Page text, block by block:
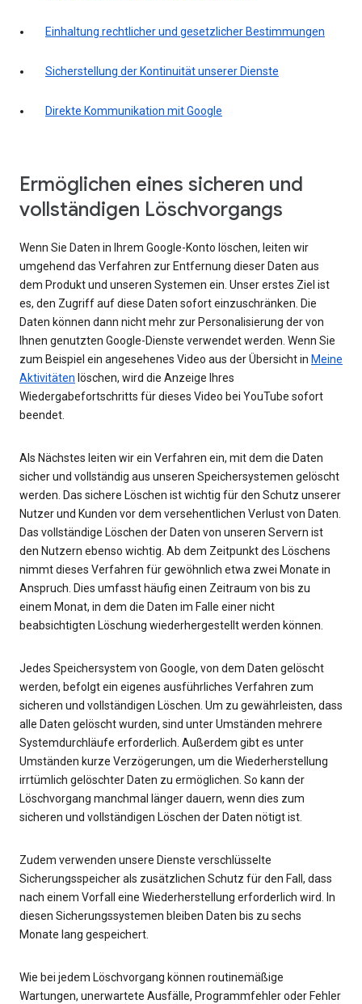
Einhaltung rechtlicher und gesetzlicher Bestimmungen
Sicherstellung der Kontinuität unserer Dienste
Direkte Kommunikation mit Google
Ermöglichen eines sicheren und
vollständigen Löschvorgangs
Wenn Sie Daten in Ihrem Google-Konto löschen, leiten wir
umgehend das Verfahren zur Entfernung dieser Daten aus
dem Produkt und unseren Systemen ein. Unser erstes Ziel ist
es, den Zugriff auf diese Daten sofort einzuschränken. Die
Daten können dann nicht mehr zur Personalisierung der von
Ihnen genutzten Google-Dienste verwendet werden. Wenn Sie
zum Beispiel ein angesehenes Video aus der Übersicht in Meine
Aktivitäten löschen, wird die Anzeige Ihres
Wiedergabefortschritts für dieses Video bei YouTube sofort
beendet.
Als Nächstes leiten wir ein Verfahren ein, mit dem die Daten
sicher und vollständig aus unseren Speichersystemen gelöscht
werden. Das sichere Löschen ist wichtig für den Schutz unserer
Nutzer und Kunden vor dem versehentlichen Verlust von Daten.
Das vollständige Löschen der Daten von unseren Servern ist
den Nutzern ebenso wichtig. Ab dem Zeitpunkt des Löschens
nimmt dieses Verfahren für gewöhnlich etwa zwei Monate in
Anspruch. Dies umfasst häufig einen Zeitraum von bis zu
einem Monat, in dem die Daten im Falle einer nicht
beabsichtigten Löschung wiederhergestellt werden können.
Jedes Speichersystem von Google, von dem Daten gelöscht
werden, befolgt ein eigenes ausführliches Verfahren zum
sicheren und vollständigen Löschen. Um zu gewährleisten, dass
alle Daten gelöscht wurden, sind unter Umständen mehrere
Systemdurchläufe erforderlich. Außerdem gibt es unter
Umständen kurze Verzögerungen, um die Wiederherstellung
irrtümlich gelöschter Daten zu ermöglichen. So kann der
Löschvorgang manchmal länger dauern, wenn dies zum
sicheren und vollständigen Löschen der Daten nötigt ist.
Zudem verwenden unsere Dienste verschlüsselte
Sicherungsspeicher als zusätzlichen Schutz für den Fall, dass
nach einem Vorfall eine Wiederherstellung erforderlich wird. In
diesen Sicherungssystemen bleiben Daten bis zu sechs
Monate lang gespeichert.
Wie bei jedem Löschvorgang können routinemäßige
Wartungen, unerwartete Ausfälle, Programmfehler oder Fehler